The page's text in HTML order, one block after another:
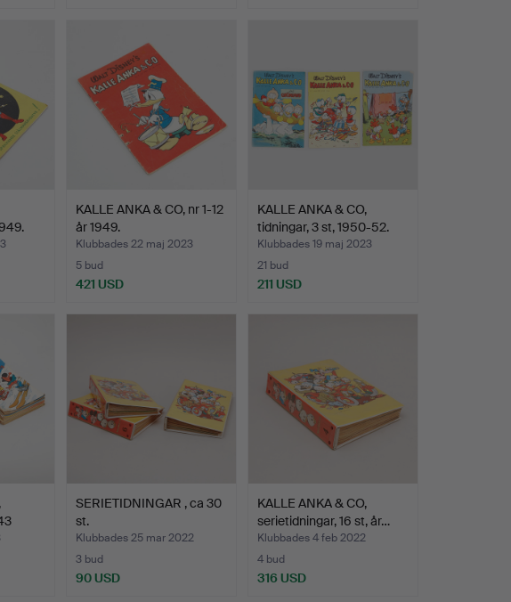
KALLE ANKA & CO, nr 1-12
år 1949.
Klubbades 22 maj 2023
5 bud
421 USD
KALLE ANKA & CO,
tidningar, 3 st, 1950-52.
Klubbades 19 maj 2023
21 bud
211 USD
SERIETIDNINGAR , ca 30
st.
Klubbades 25 mar 2022
3 bud
90 USD
KALLE ANKA & CO,
serietidningar, 16 st, år…
Klubbades 4 feb 2022
4 bud
316 USD